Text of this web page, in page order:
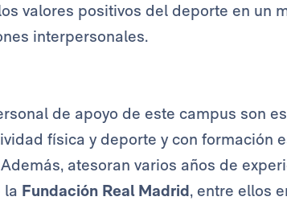
valores positivos del deporte en un
interpersonales.
de apoyo de este campus son
física y deporte y con formación
atesoran varios años de
la Fundación Real Madrid, entre ellos